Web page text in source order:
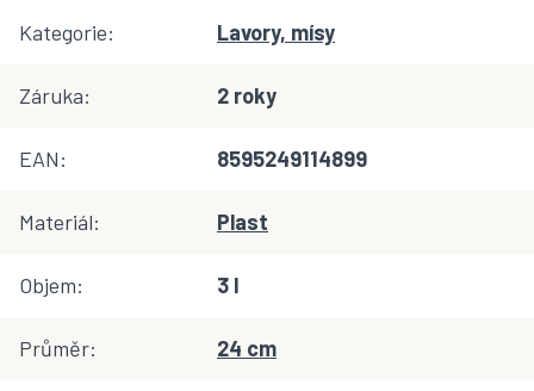
Kategorie: Lavory, mísy
Záruka: 2 roky
EAN: 8595249114899
Materiál: Plast
Objem: 3 l
Průměr: 24 cm